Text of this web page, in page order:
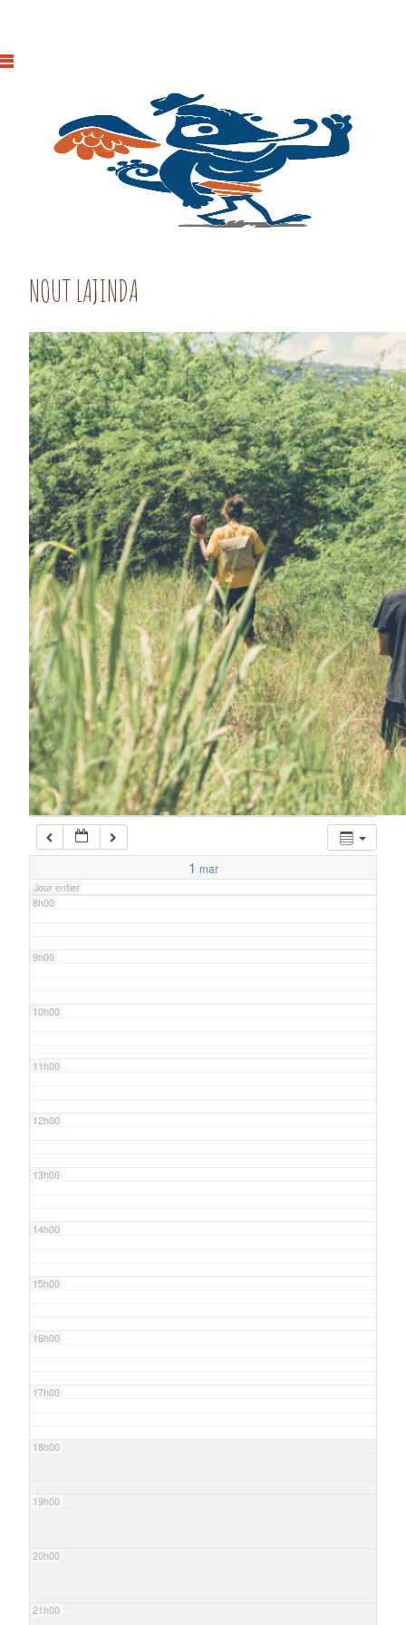
NOUT LAJINDA
1 mar
Jour entier
0h00
1h00
2h00
3h00
4h00
5h00
6h00
7h00
8h00
9h00
10h00
11h00
12h00
13h00
14h00
15h00
16h00
17h00
18h00
19h00
20h00
21h00